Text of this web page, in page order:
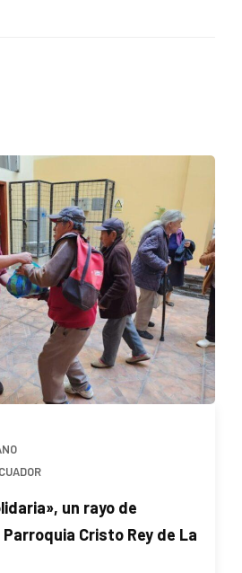
un rayo de
Cristo Rey de La